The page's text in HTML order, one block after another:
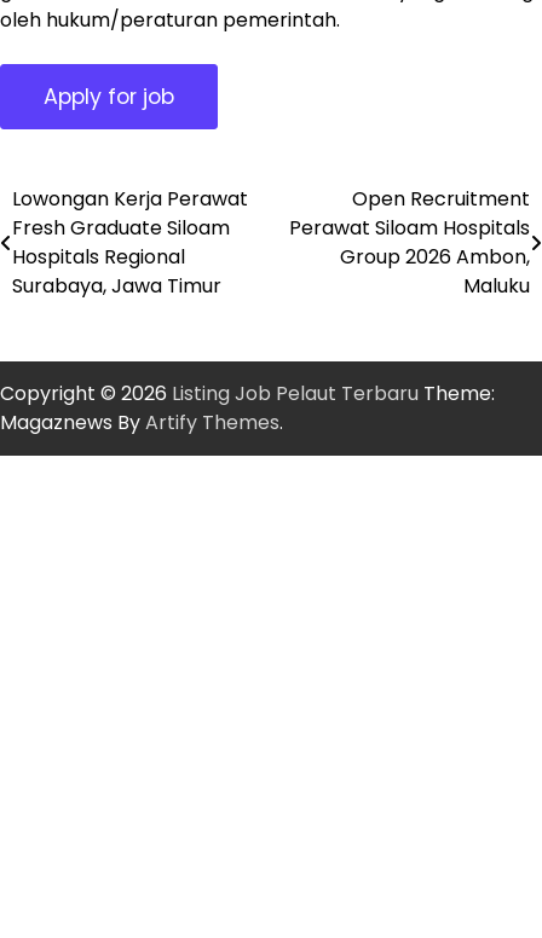
oleh hukum/peraturan pemerintah.
Post
navigation
Lowongan Kerja Perawat
Fresh Graduate Siloam
Hospitals Regional
Surabaya, Jawa Timur
Open Recruitment
Perawat Siloam Hospitals
Group 2026 Ambon,
Maluku
Copyright © 2026 Listing Job Pelaut Terbaru Theme:
Magaznews ByArtify Themes.